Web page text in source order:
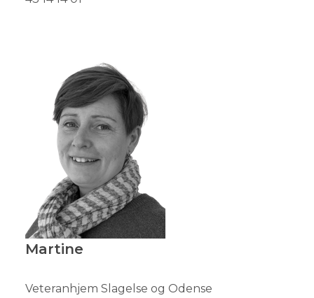
Martine
Veteranhjem Slagelse og Odense